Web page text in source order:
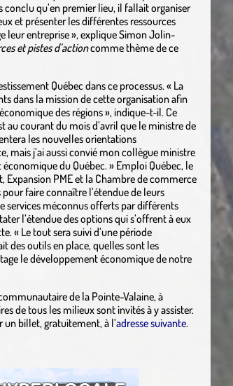
conclu qu’en premier lieu, il fallait organiser
et présenter les différentes ressources
leur entreprise », explique Simon Jolin-
et pistes d’actioncomme thème de ce
Québec dans ce processus. « La
dans la mission de cette organisation afin
des régions », indique-t-il. Ce
courant du mois d’avril que le ministre de
les nouvelles orientations
mais j’ai aussi convié mon collègue ministre
du Québec. » Emploi Québec, le
Expansion PME et la Chambre de commerce
faire connaître l’étendue de leurs
services méconnus offerts par différents
l’étendue des options qui s’offrent à eux
« Le tout sera suivi d’une période
des outils en place, quelles sont les
le développement économique de notre
de la Pointe-Valaine, à
de tous les milieux sont invités à y assister.
un billet, gratuitement, à l’adresse suivante.